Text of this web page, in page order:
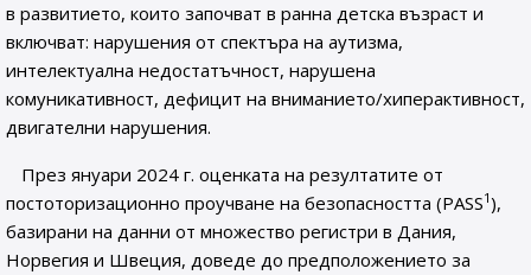
в развитието, които започват в ранна детска възраст и
включват: нарушения от спектъра на аутизма,
интелектуална недостатъчност, нарушена
комуникативност, дефицит на вниманието/хиперактивност,
двигателни нарушения.
През януари 2024 г. оценката на резултатите от
постоторизационно проучване на безопасността (PASS1),
базирани на данни от множество регистри в Дания,
Норвегия и Швеция, доведе до предположението за